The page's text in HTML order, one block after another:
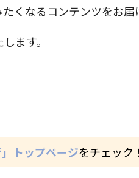
くなるコンテンツをお届
ます。
」トップページをチェック！